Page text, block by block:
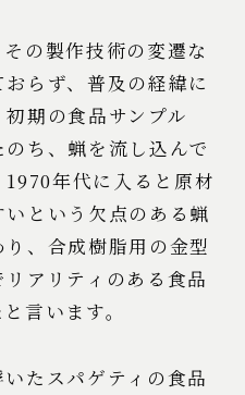
の製作技術の変遷な
らず、普及の経緯に
期の食品サンプル
ち、蝋を流し込んで
年代に入ると原材
という欠点のある蝋
、合成樹脂用の金型
アリティのある食品
言います。
たスパゲティの食品